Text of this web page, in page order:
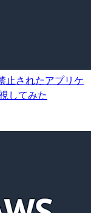
止されたアプリケ
してみた